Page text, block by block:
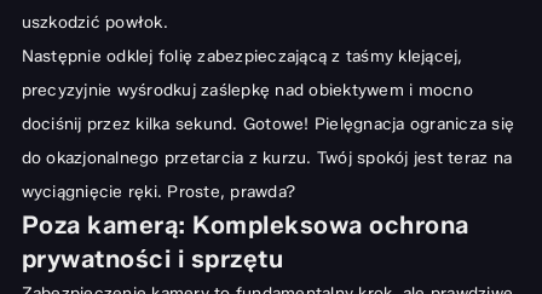
uszkodzić powłok.
Następnie odklej folię zabezpieczającą z taśmy klejącej,
precyzyjnie wyśrodkuj zaślepkę nad obiektywem i mocno
dociśnij przez kilka sekund. Gotowe! Pielęgnacja ogranicza się
do okazjonalnego przetarcia z kurzu. Twój spokój jest teraz na
wyciągnięcie ręki. Proste, prawda?
Poza kamerą: Kompleksowa ochrona
prywatności i sprzętu